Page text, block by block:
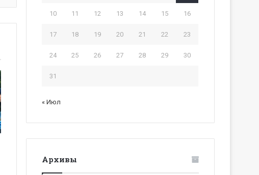
10 11 12 13 14 15 16
17 18 19 20 21 22 23
24 25 26 27 28 29 30
31
« Июл
Архивы